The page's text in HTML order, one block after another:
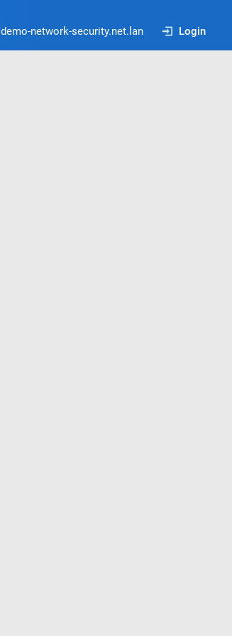
demo-network-security.net.lan Login